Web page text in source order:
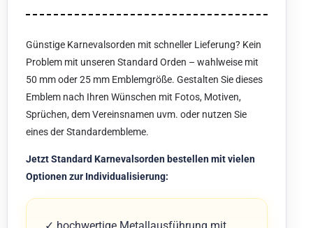
Günstige Karnevalsorden mit schneller Lieferung? Kein
Problem mit unseren Standard Orden – wahlweise mit
50 mm oder 25 mm Emblemgröße. Gestalten Sie dieses
Emblem nach Ihren Wünschen mit Fotos, Motiven,
Sprüchen, dem Vereinsnamen uvm. oder nutzen Sie
eines der Standardembleme.
Jetzt Standard Karnevalsorden bestellen mit vielen
Optionen zur Individualisierung: